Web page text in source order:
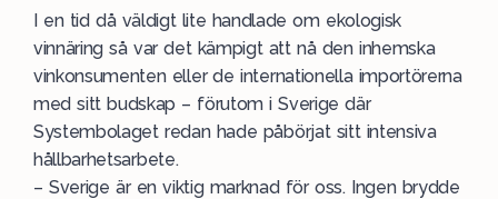
I en tid då väldigt lite handlade om ekologisk
vinnäring så var det kämpigt att nå den inhemska
vinkonsumenten eller de internationella importörerna
med sitt budskap – förutom i Sverige där
Systembolaget redan hade påbörjat sitt intensiva
hållbarhetsarbete.
– Sverige är en viktig marknad för oss. Ingen brydde